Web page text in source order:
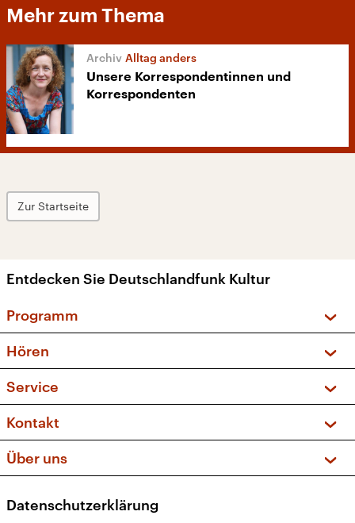
Mehr zum Thema
Alltag anders
Unsere Korrespondentinnen und
Korrespondenten
Zur Startseite
Entdecken Sie Deutschlandfunk Kultur
Programm
Sendungen und Podcasts
Musikliste
Kakadu – Das Kinderprogramm
Hören
Frequenzen (UKW + DAB+)
Service
FAQ
Apps
Newsletter
Veranstaltungen
Kontakt
Social Media
Über uns
Presse
Datenschutzerklärung